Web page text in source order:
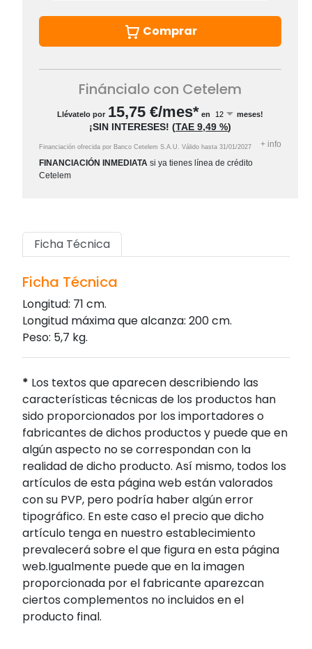
Comprar
Fináncialo con Cetelem
Llévatelo por 15,75 €/mes* en meses!
¡SIN INTERESES! (TAE 9,49 %)
Financiación ofrecida por Banco Cetelem S.A.U. Válido hasta 31/01/2027 + info
FINANCIACIÓN INMEDIATA si ya tienes línea de crédito
Cetelem
Ficha Técnica
Ficha Técnica
Longitud: 71 cm.
Longitud máxima que alcanza: 200 cm.
Peso: 5,7 kg.
* Los textos que aparecen describiendo las
características técnicas de los productos han
sido proporcionados por los importadores o
fabricantes de dichos productos y puede que en
algún aspecto no se correspondan con la
realidad de dicho producto. Así mismo, todos los
artículos de esta página web están valorados
con su PVP, pero podría haber algún error
tipográfico. En este caso el precio que dicho
artículo tenga en nuestro establecimiento
prevalecerá sobre el que figura en esta página
web.Igualmente puede que en la imagen
proporcionada por el fabricante aparezcan
ciertos complementos no incluidos en el
producto final.